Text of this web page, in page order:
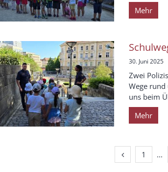
Mehr
30. Juni 2025
Zwei
Wege rund
uns beim
Mehr
Vorherige Seite
Erste
1